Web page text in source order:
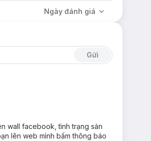
thâm, nếp nhăn, đốm thâm
giác bí bách cho làn da.
cấp ẩm và nuôi dưỡng da
Ngày đánh giá
Gửi
wall facebook, tình trạng sản
lên web mình bấm thông báo